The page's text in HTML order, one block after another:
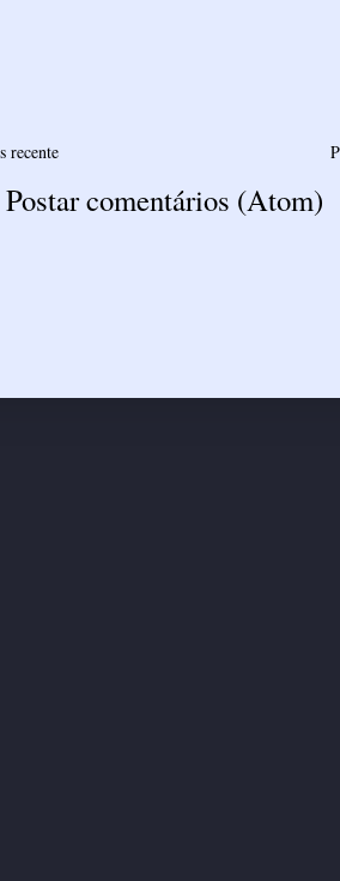
recente
Postar comentários (Atom)